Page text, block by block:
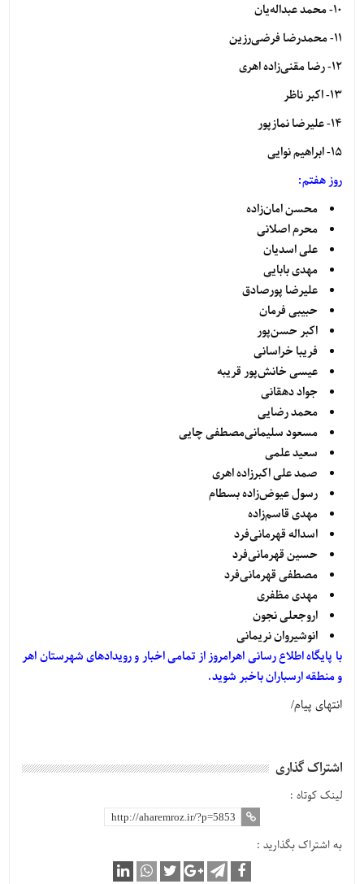
10- محمد عبداله‌یان
11- محمدرضا فرضی‌رزین
12- رضا مقنی‌زاده ‌اهری
13- اکبر ناظر
14- علیرضا نمازپور
15- ابراهیم نوایی
روز هفتم:
محسن امان‌زاده
محرم اصلانی
علی اسدیان
مهدی بابایی
علیرضا پورصادق
حبیبی فرمان
اکبر حسن‌پور
فریبا خراسانی
عیسی خانش‌پور قریبه
جواد دهقانی
محمد رضایی
مسعود سلیمانی‌مصطفی چایی
سعید علمی
صمد علی اکبرزاده اهری
رسول عیوض‌زاده بسطام
مهدی قاسم‌زاده
اسداله قهرمانی‌فرد
حسین قهرمانی‌فرد
مصطفی قهرمانی‌فرد
مهدی مظفری
اروجعلی نجون
انوشیروان نریمانی
با پایگاه اطلاع رسانی اهرامروز از تمامی اخبار و رویدادهای شهرستان اهر
و منطقه ارسباران باخبر شوید.
انتهای پیام/
اشتراک گذاری
لینک کوتاه :
به اشتراک بگذارید :